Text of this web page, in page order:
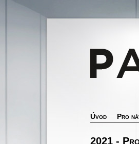
Úvod Pro
2021 -